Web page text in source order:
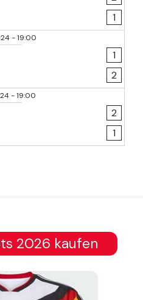
1
-19:00
1
2
-19:00
2
1
2026 kaufen